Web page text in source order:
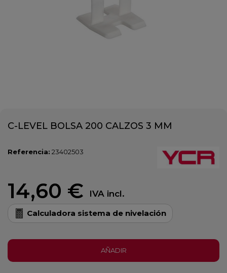
C-LEVEL BOLSA 200 CALZOS 3 MM
Referencia: 23402503
14,60 € IVA incl.
Calculadora sistema de nivelación
AÑADIR